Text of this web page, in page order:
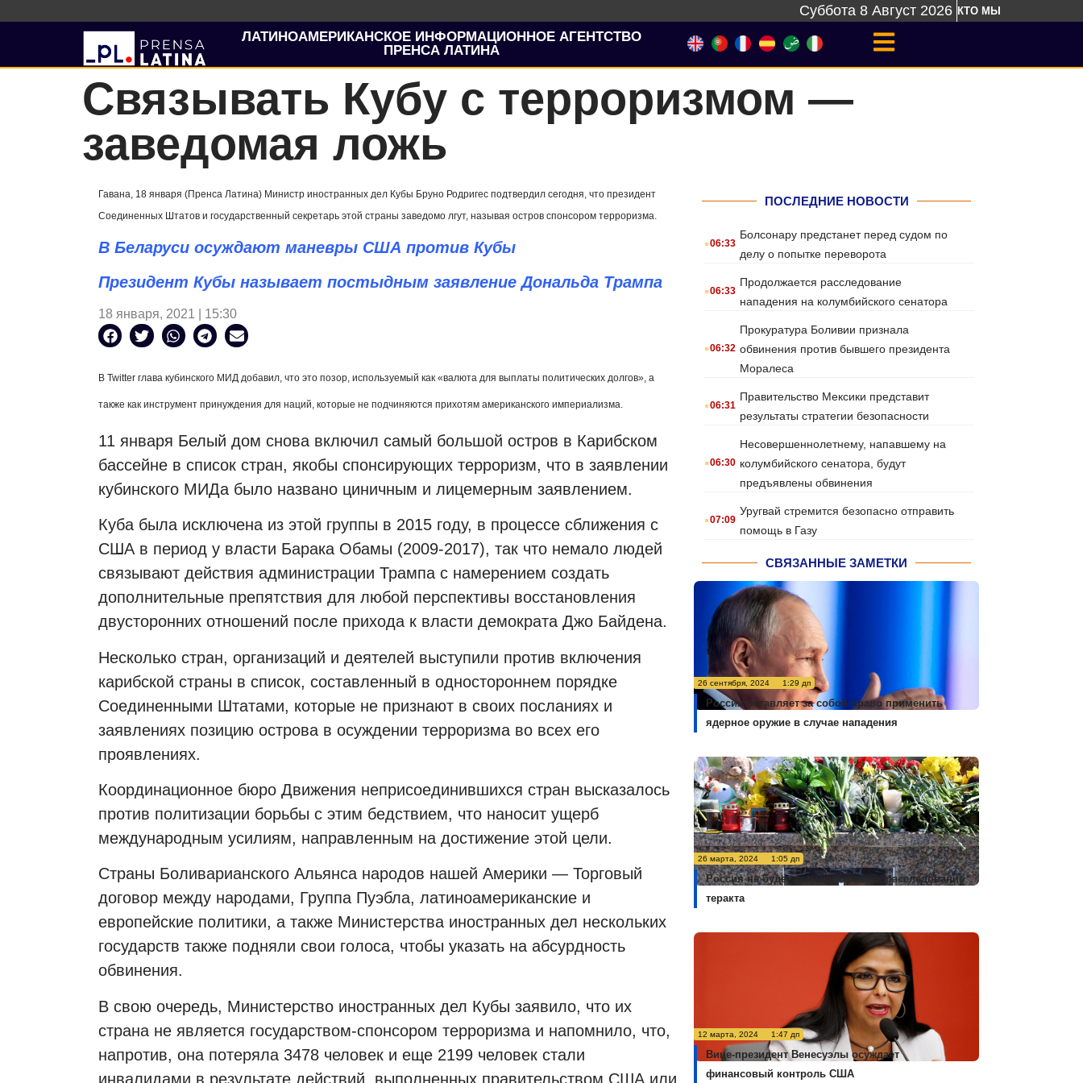
Суббота 8 Август 2026 КТО МЫ
ЛАТИНОАМЕРИКАНСКОЕ ИНФОРМАЦИОННОЕ АГЕНТСТВО
ПРЕНСА ЛАТИНА
Связывать Кубу с терроризмом —
заведомая ложь
Гавана, 18 января (Пренса Латина) Министр иностранных дел Кубы Бруно Родригес подтвердил сегодня, что президент
Соединенных Штатов и государственный секретарь этой страны заведомо лгут, называя остров спонсором терроризма.
В Беларуси осуждают маневры США против Кубы
Президент Кубы называет постыдным заявление Дональда Трампа
18 января, 2021 | 15:30
В Twitter глава кубинского МИД добавил, что это позор, используемый как «валюта для выплаты политических долгов», а
также как инструмент принуждения для наций, которые не подчиняются прихотям американского империализма.
11 января Белый дом снова включил самый большой остров в Карибском
бассейне в список стран, якобы спонсирующих терроризм, что в заявлении
кубинского МИДа было названо циничным и лицемерным заявлением.
Куба была исключена из этой группы в 2015 году, в процессе сближения с
США в период у власти Барака Обамы (2009-2017), так что немало людей
связывают действия администрации Трампа с намерением создать
дополнительные препятствия для любой перспективы восстановления
двусторонних отношений после прихода к власти демократа Джо Байдена.
Несколько стран, организаций и деятелей выступили против включения
карибской страны в список, составленный в одностороннем порядке
Соединенными Штатами, которые не признают в своих посланиях и
заявлениях позицию острова в осуждении терроризма во всех его
проявлениях.
Координационное бюро Движения неприсоединившихся стран высказалось
против политизации борьбы с этим бедствием, что наносит ущерб
международным усилиям, направленным на достижение этой цели.
Страны Боливарианского Альянса народов нашей Америки — Торговый
договор между народами, Группа Пуэбла, латиноамериканские и
европейские политики, а также Министерства иностранных дел нескольких
государств также подняли свои голоса, чтобы указать на абсурдность
обвинения.
В свою очередь, Министерство иностранных дел Кубы заявило, что их
страна не является государством-спонсором терроризма и напомнило, что,
напротив, она потеряла 3478 человек и еще 2199 человек стали
инвалидами в результате действий, выполненных правительством США или
ПОСЛЕДНИЕ НОВОСТИ
.06:33
Болсонару предстанет перед судом по
делу о попытке переворота
.06:33
Продолжается расследование
нападения на колумбийского сенатора
.06:32
Прокуратура Боливии признала
обвинения против бывшего президента
Моралеса
.06:31
Правительство Мексики представит
результаты стратегии безопасности
.06:30
Несовершеннолетнему, напавшему на
колумбийского сенатора, будут
предъявлены обвинения
.07:09
Уругвай стремится безопасно отправить
помощь в Газу
СВЯЗАННЫЕ ЗАМЕТКИ
26 сентября, 2024 1:29 дп
Россия оставляет за собой право применить
ядерное оружие в случае нападения
26 марта, 2024 1:05 дп
Россия не будет комментировать расследование
теракта
12 марта, 2024 1:47 дп
Вице-президент Венесуэлы осуждает
финансовый контроль США